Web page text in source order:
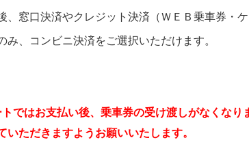
窓口決済やクレジット決済（ＷＥＢ乗車券・
、コンビニ決済をご選択いただけます。
ではお支払い後、乗車券の受け渡しがなくな
ただきますようお願いいたします。